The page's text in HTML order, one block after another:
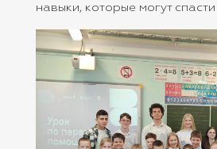
навыки, которые могут